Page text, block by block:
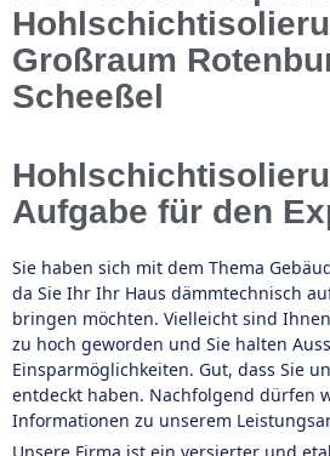
Großraum
Scheeßel
Aufgabe für den
Sie haben sich mit dem Thema
da Sie Ihr Ihr Haus dämmtechnisch
bringen möchten. Vielleicht sind
zu hoch geworden und Sie halten
Einsparmöglichkeiten. Gut, dass Sie
entdeckt haben. Nachfolgend dürfen
Informationen zu unserem